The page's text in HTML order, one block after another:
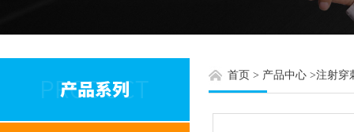
首页 > 产品中心 >注射穿